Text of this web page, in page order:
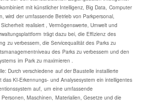
mit künstlicher Intelligenz, Big Data, Computer
wird der umfassende Betrieb von Parkpersonal,
realisiert , Vermögenswerte, Umwelt und
trägt dazu bei, die Effizienz des
zu verbessern, die Servicequalität des Parks zu
des Parks zu verbessern und den
im Park zu maximieren .
Durch verschiedene auf der Baustelle installierte
das KI-Erkennungs- und Analysesystem ein intelligentes
auf, um eine umfassende
Maschinen, Materialien, Gesetze und die